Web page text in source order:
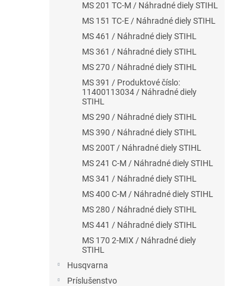
MS 201 TC-M / Náhradné diely STIHL
MS 151 TC-E / Náhradné diely STIHL
MS 461 / Náhradné diely STIHL
MS 361 / Náhradné diely STIHL
MS 270 / Náhradné diely STIHL
MS 391 / Produktové číslo:
11400113034 / Náhradné diely
STIHL
MS 290 / Náhradné diely STIHL
MS 390 / Náhradné diely STIHL
MS 200T / Náhradné diely STIHL
MS 241 C-M / Náhradné diely STIHL
MS 341 / Náhradné diely STIHL
MS 400 C-M / Náhradné diely STIHL
MS 280 / Náhradné diely STIHL
MS 441 / Náhradné diely STIHL
MS 170 2-MIX / Náhradné diely
STIHL
Husqvarna
Príslušenstvo